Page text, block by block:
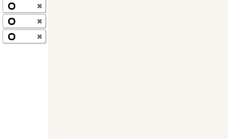
✖
✖
✖